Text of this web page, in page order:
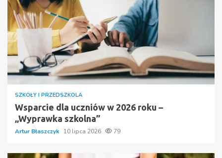
SZKOŁY I PRZEDSZKOLA
Wsparcie dla uczniów w 2026 roku –
„Wyprawka szkolna”
Artur Błaszczyk 10 lipca 2026 79